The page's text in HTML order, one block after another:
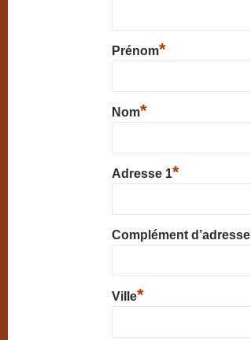
Prénom*
Nom*
Adresse 1*
Complément d’adresse
Ville*